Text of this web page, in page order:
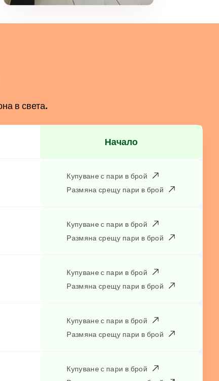
в света.
Начало
Купуване с пари в брой
Размяна срещу пари в брой
Купуване с пари в брой
Размяна срещу пари в брой
Купуване с пари в брой
Размяна срещу пари в брой
Купуване с пари в брой
Размяна срещу пари в брой
Купуване с пари в брой